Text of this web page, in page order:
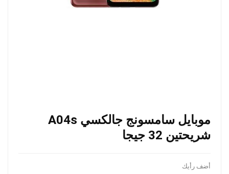
موبايل سامسونج جالكسي A04s
شريحتين 32 جيجا
أضف رأيك